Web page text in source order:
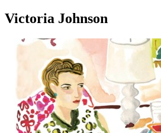
Victoria Johnson